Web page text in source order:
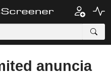
anuncia